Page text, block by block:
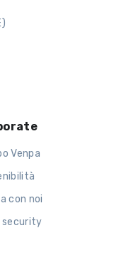
Venpa
con noi
security